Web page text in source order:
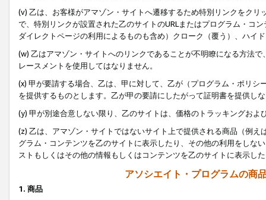
(v) 乙は、お客様がアマゾン・サイトへ遷移するため特別リンクをク
で、特別リンクが設置された乙のサイトのURLまたはプログラム・コ
ダイレクトページの利用によるものも含め）クローク（覆う）、ハイ
(w) 乙はアマゾン・サイトへのリンクであることが不明瞭になる方法
レースメントを使用してはなりません。
(x) 甲が要請する場合、乙は、甲に対して、乙が（プログラム・ポリ
を提供するものとします。乙が甲の要請にしたがって証明書を提供し
(y) 甲が別途合意しない限り、乙のサイトは、価格のトラッキングお
(z) 乙は、アマゾン・サイトではないサイト上で提供される商品（例
グラム・コンテンツを乙のサイトに表示したり、その他の利用をしな
ストもしくはその他の情報もしくはコンテンツを乙のサイトに表示し
アソシエイト・プログラムの商
1. 商品